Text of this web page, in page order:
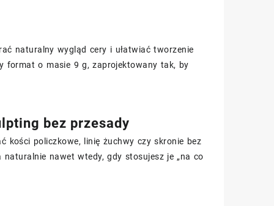
naturalny wygląd cery i ułatwiać tworzenie
format o masie 9 g, zaprojektowany tak, by
bez przesady
kości policzkowe, linię żuchwy czy skronie bez
nawet wtedy, gdy stosujesz je „na co